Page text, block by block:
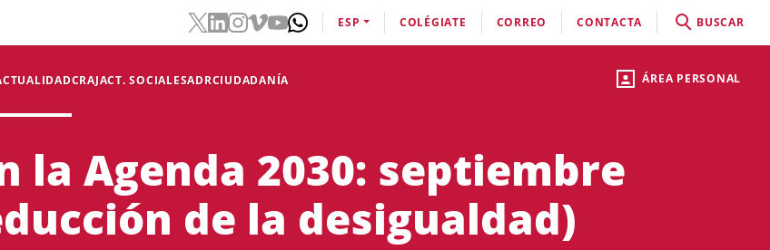
ÁREA PERSONAL
CRAJACT. SOCIALESADRCIUDADANÍA
ESP COLÉGIATE CORREO CONTACTA BUSCAR
la Agenda 2030: septiembre
de la desigualdad)